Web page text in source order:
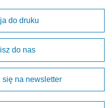
do druku
do nas
się na newsletter